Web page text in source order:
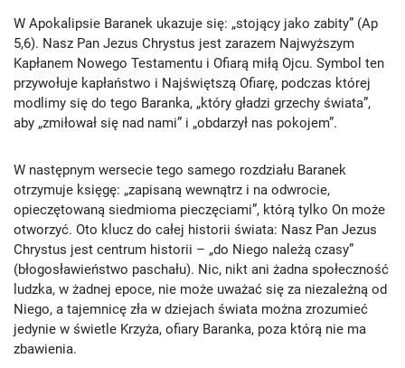
W Apokalipsie Baranek ukazuje się: „stojący jako zabity” (Ap
5,6). Nasz Pan Jezus Chrystus jest zarazem Najwyższym
Kapłanem Nowego Testamentu i Ofiarą miłą Ojcu. Symbol ten
przywołuje kapłaństwo i Najświętszą Ofiarę, podczas której
modlimy się do tego Baranka, „który gładzi grzechy świata”,
aby „zmiłował się nad nami” i „obdarzył nas pokojem”.
W następnym wersecie tego samego rozdziału Baranek
otrzymuje księgę: „zapisaną wewnątrz i na odwrocie,
opieczętowaną siedmioma pieczęciami”, którą tylko On może
otworzyć. Oto klucz do całej historii świata: Nasz Pan Jezus
Chrystus jest centrum historii – „do Niego należą czasy”
(błogosławieństwo paschału). Nic, nikt ani żadna społeczność
ludzka, w żadnej epoce, nie może uważać się za niezależną od
Niego, a tajemnicę zła w dziejach świata można zrozumieć
jedynie w świetle Krzyża, ofiary Baranka, poza którą nie ma
zbawienia.